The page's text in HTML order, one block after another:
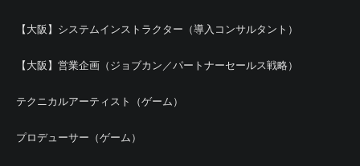
【大阪】システムインストラクター（導入コンサルタント）
【大阪】営業企画（ジョブカン／パートナーセールス戦略）
テクニカルアーティスト（ゲーム）
プロデューサー（ゲーム）